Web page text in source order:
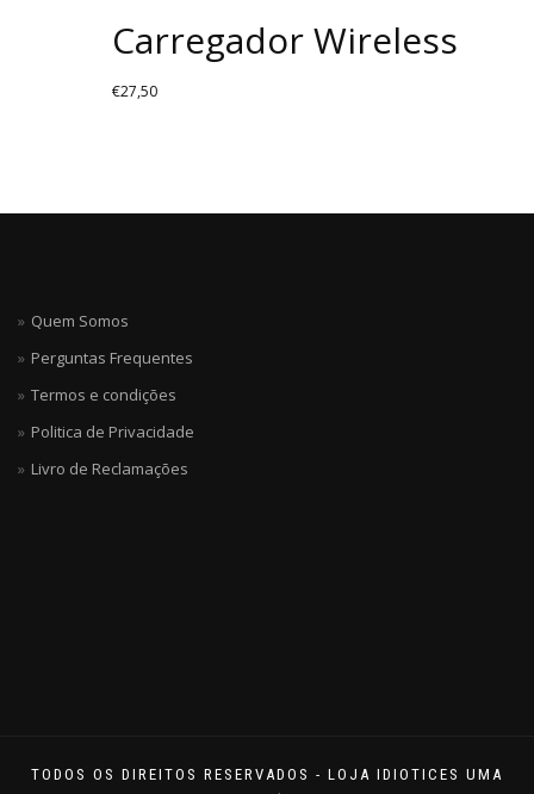
Carregador Wireless
€27,50
Quem Somos
Perguntas Frequentes
Termos e condições
Politica de Privacidade
Livro de Reclamações
TODOS OS DIREITOS RESERVADOS - LOJA IDIOTICES UMA